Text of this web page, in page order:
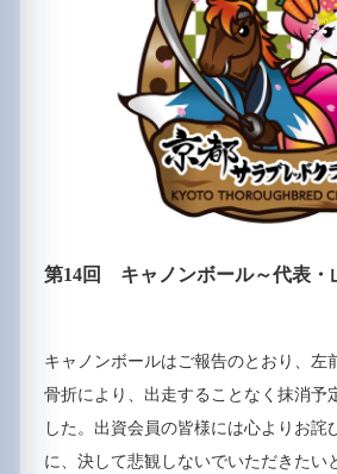
第14回 キャノンボール～代表・
キャノンボールはご報告のとおり、左
骨折により、出走することなく抹消予
した。出資会員の皆様には心よりお詫
に、決して悲観しないでいただきたい